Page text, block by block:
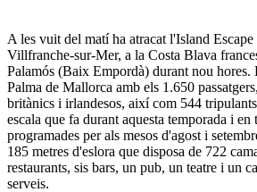
A les vuit del matí ha atracat l'Island
Villfranche-sur-Mer, a la Costa Blava
Palamós (Baix Empordà) durant nou hores.
Palma de Mallorca amb els 1.650
britànics i irlandesos, així com 544
escala que fa durant aquesta temporada i en
programades per als mesos d'agost i
185 metres d'eslora que disposa de 722
restaurants, sis bars, un pub, un teatre i un
serveis.